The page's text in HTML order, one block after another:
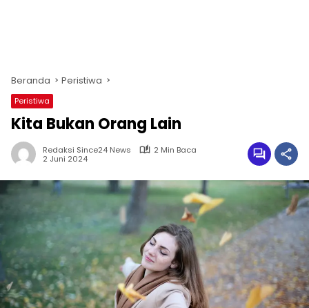
Beranda Peristiwa
Peristiwa
Kita Bukan Orang Lain
Redaksi Since24 News
2 Min Baca
2 Juni 2024